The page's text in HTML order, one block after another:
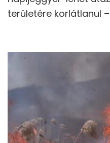
területére korlátlanul